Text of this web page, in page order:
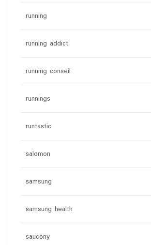
running
running addict
running conseil
runnings
runtastic
salomon
samsung
samsung health
saucony